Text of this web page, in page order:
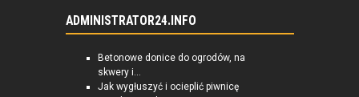
ADMINISTRATOR24.INFO
Betonowe donice do ogrodów, na
skwery i...
Jak wygłuszyć i ocieplić piwnicę